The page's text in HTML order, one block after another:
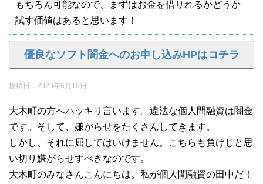
もちろん可能なので、まずはお金を借りれるかどうか
試す価値はあると思います！
優良なソフト闇金へのお申し込みHPはコチラ
投稿日： 2020年6月19日
大木町の方へハッキリ言います。違法な個人間融資は闇金
です。そして、嫌がらせをたくさんしてきます。
しかし、それに屈してはいけません。こちらも負けじと思
い切り嫌がらせすべきなのです。
大木町のみなさんこんにちは。私が個人間融資の田中だ！